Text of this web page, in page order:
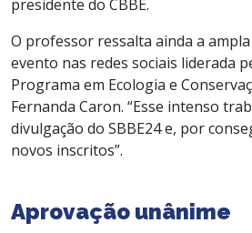
presidente do CBBE.
O professor ressalta ainda a
evento nas redes sociais liderada
Programa em Ecologia e
Fernanda Caron. “Esse intenso
divulgação do SBBE24 e, por
novos inscritos”.
Aprovação unânime